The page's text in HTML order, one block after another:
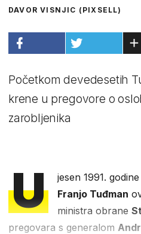
DAVOR VISNJIC (PIXSELL)
Početkom devedesetih
krene u pregovore o
zarobljenika
U
jesen 1991.
Franjo Tuđman
ministra obrane
pregovara s generalom